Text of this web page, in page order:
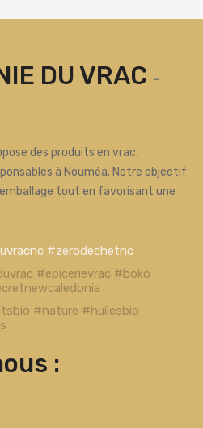
DU VRAC -
des produits en vrac,
à Nouméa. Notre objectif
tout en favorisant une
#zerodechetnc
#epicerievrac #boko
#nature #huilesbio
: